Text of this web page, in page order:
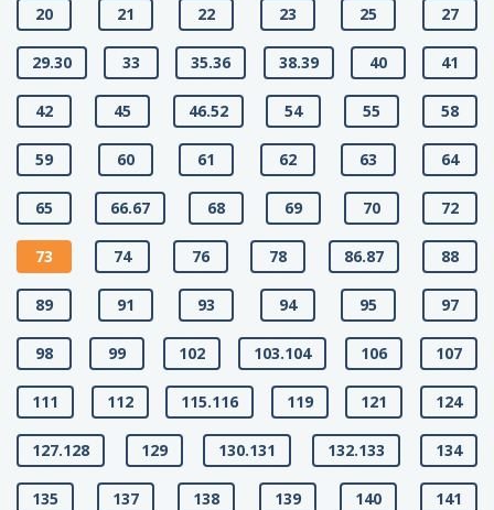
20 21 22 23 25 27
29.30 33 35.36 38.39 40 41
42 45 46.52 54 55 58
59 60 61 62 63 64
65 66.67 68 69 70 72
73 74 76 78 86.87 88
89 91 93 94 95 97
98 99 102 103.104 106 107
111 112 115.116 119 121 124
127.128 129 130.131 132.133 134
135 137 138 139 140 141